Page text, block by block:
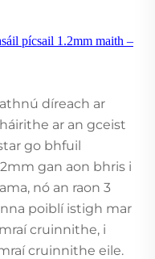
pícsail 1.2mm maith –
díreach ar
ar an gceist
go bhfuil
gan aon bhris i
nó an raon 3
poiblí istigh mar
cruinnithe, i
cruinnithe eile.